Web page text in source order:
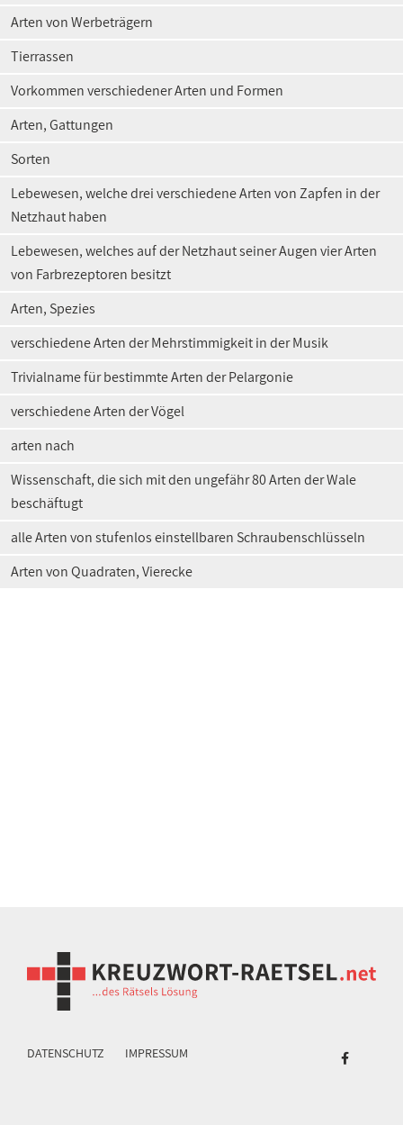
Arten von Werbeträgern
Tierrassen
Vorkommen verschiedener Arten und Formen
Arten, Gattungen
Sorten
Lebewesen, welche drei verschiedene Arten von Zapfen in der
Netzhaut haben
Lebewesen, welches auf der Netzhaut seiner Augen vier Arten
von Farbrezeptoren besitzt
Arten, Spezies
verschiedene Arten der Mehrstimmigkeit in der Musik
Trivialname für bestimmte Arten der Pelargonie
verschiedene Arten der Vögel
arten nach
Wissenschaft, die sich mit den ungefähr 80 Arten der Wale
beschäftugt
alle Arten von stufenlos einstellbaren Schraubenschlüsseln
Arten von Quadraten, Vierecke
DATENSCHUTZ IMPRESSUM